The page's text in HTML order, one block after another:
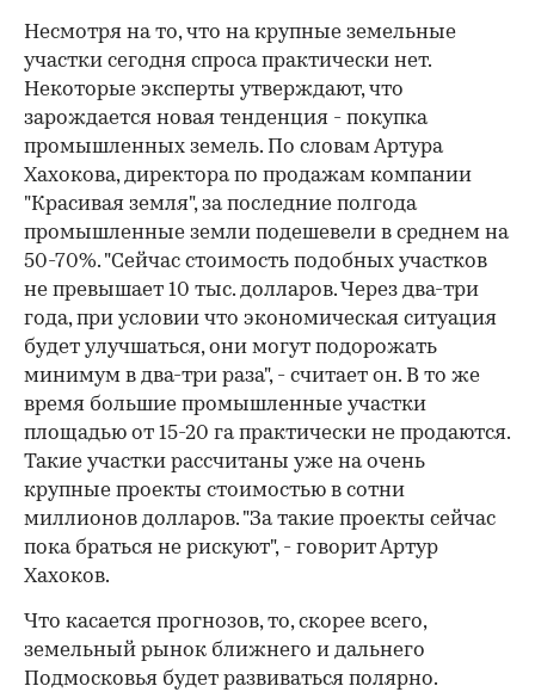
Несмотря на то, что на крупные земельные
участки сегодня спроса практически нет.
Некоторые эксперты утверждают, что
зарождается новая тенденция - покупка
промышленных земель. По словам Артура
Хахокова, директора по продажам компании
"Красивая земля", за последние полгода
промышленные земли подешевели в среднем на
50-70%. "Сейчас стоимость подобных участков
не превышает 10 тыс. долларов. Через два-три
года, при условии что экономическая ситуация
будет улучшаться, они могут подорожать
минимум в два-три раза", - считает он. В то же
время большие промышленные участки
площадью от 15-20 га практически не продаются.
Такие участки рассчитаны уже на очень
крупные проекты стоимостью в сотни
миллионов долларов. "За такие проекты сейчас
пока браться не рискуют", - говорит Артур
Хахоков.
Что касается прогнозов, то, скорее всего,
земельный рынок ближнего и дальнего
Подмосковья будет развиваться полярно.